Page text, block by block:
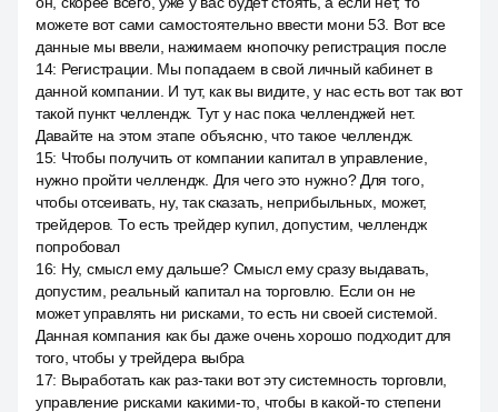
можете вот сами самостоятельно ввести мони 53. Вот все
данные мы ввели, нажимаем кнопочку регистрация после
14: Регистрации. Мы попадаем в свой личный кабинет в
данной компании. И тут, как вы видите, у нас есть вот так вот
такой пункт челлендж. Тут у нас пока челленджей нет.
Давайте на этом этапе объясню, что такое челлендж.
15: Чтобы получить от компании капитал в управление,
нужно пройти челлендж. Для чего это нужно? Для того,
чтобы отсеивать, ну, так сказать, неприбыльных, может,
трейдеров. То есть трейдер купил, допустим, челлендж
попробовал
16: Ну, смысл ему дальше? Смысл ему сразу выдавать,
допустим, реальный капитал на торговлю. Если он не
может управлять ни рисками, то есть ни своей системой.
Данная компания как бы даже очень хорошо подходит для
того, чтобы у трейдера выбра
17: Выработать как раз-таки вот эту системность торговли,
управление рисками какими-то, чтобы в какой-то степени